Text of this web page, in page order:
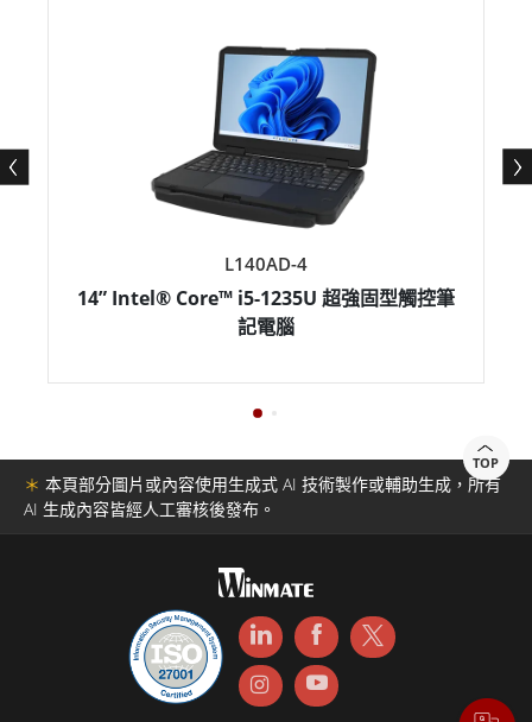
L140AD-4
14” Intel® Core™ i5-1235U 超強固型觸控筆
記電腦
TOP
＊ 本頁部分圖片或內容使用生成式 AI 技術製作或輔助生成，所有
AI 生成內容皆經人工審核後發布。